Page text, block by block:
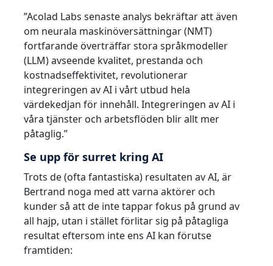
”Acolad Labs senaste analys bekräftar att även
om neurala maskinöversättningar (NMT)
fortfarande överträffar stora språkmodeller
(LLM) avseende kvalitet, prestanda och
kostnadseffektivitet, revolutionerar
integreringen av AI i vårt utbud hela
värdekedjan för innehåll. Integreringen av AI i
våra tjänster och arbetsflöden blir allt mer
påtaglig.”
Se upp för surret kring AI
Trots de (ofta fantastiska) resultaten av AI, är
Bertrand noga med att varna aktörer och
kunder så att de inte tappar fokus på grund av
all hajp, utan i stället förlitar sig på påtagliga
resultat eftersom inte ens AI kan förutse
framtiden: